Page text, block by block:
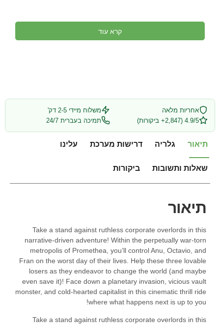
קרא עוד
אחריות מלאה
משלוח מיידי 2-5 דק'
4.9/5 (2,847+ ביקורות)
תמיכה בעברית 24/7
תיאור גלריה דרישות מערכת עלינו
שאלות ותשובות ביקורות
תיאור
Take a stand against ruthless corporate overlords in this
narrative-driven adventure! Within the perpetually war-torn
metropolis of Promethea, you’ll control Anu, Octavio, and
Fran on the worst day of their lives. Help these three lovable
losers as they endeavor to change the world (and maybe
even save it)! Face down a planetary invasion, vicious vault
monster, and cold-hearted capitalist in this cinematic thrill ride
where what happens next is up to you!
Take a stand against ruthless corporate overlords in this